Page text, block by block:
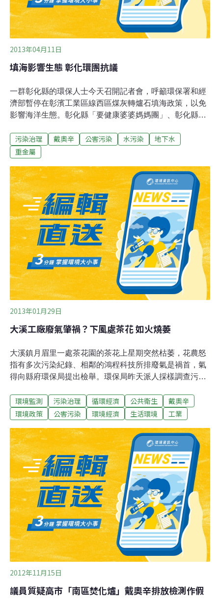
民為了根本解決問題，同時為證明該項目以「園地」名義
違法開發佔用「基本農田」[2]，而繼續漫長的
2013年04月11日
填海影響生態 彰化環團抗議
一群彰化縣的環保人士今天召開記者會，呼籲環保署和經
濟部暫停在彰濱工業區線西區煤灰轉爐石填海政策，以免
影響海洋生態。彰化縣「要健康婆婆媽媽團」、彰化縣環
與環保署計畫在彰濱工業區線西區填海的計畫提出抗議，
譴責經濟部不當開發，要求停止煤灰填海以免影響地下
彰濱工業區線西區的土地上，掩埋煤灰及轉爐石填海造
陸，而彰化人喝的都是地下水，煤灰和轉爐石一旦被掩埋
後，誰能保證不污染地下水。台灣生態學會秘書長蔡智豪
表示，台中港自從用煤灰填海造陸以來，海域的水質及底
泥重金屬包括鎘、銅、鐵等都有增加趨勢，而且美國相關
新規定要求掩埋場或煤灰處理場要有不透水層，經濟部計
畫用海水加煤灰就填海，將會毀滅海洋生態。彰化環保聯
盟總幹事施月英則說，煤灰和轉爐石含有重金屬及戴奧
辛，污染海洋後，人又把海中的魚吃下肚，誰敢保證重金
屬和戴
污染治理 戴奧辛 公害污染 水污染
地下水
重金屬
2013年01月29日
大溪工廠廢氣肇禍？下風處茶花 如火燒萎
大溪鎮月眉里一處茶花園的茶花上星期突然枯萎，花農怒
指有多次污染紀錄、相鄰的鴻程科技所排廢氣是禍首，氣
得向縣府環保局提出檢舉。環保局昨天派人採樣調查污染
出，2004年間設立的鴻程科技從事重金屬回收提煉貴金
屬，過去就常因污染遭到民眾檢舉與抗爭。根據環保局統
張罰單，罰款累計達106萬元，更曾因排放戴奧辛超標遭
重罰。茶花園業主李汪根指出，他的花園就在鴻程公司正
下方的山坳，入冬後吹東北季風，剛好把廢氣帶到花園
內，上週茶花園的2百餘盆茶花突然枯萎死亡，有如被火
燒過一般，他發現只有迎風面的盆景受影響，認為就是廢
氣造成。李汪根說，這批茶花原本下月5日就要運到台北
參展，現在不僅無法參展，更影響春節期間的銷售，損失
估計達40餘萬元，因此向縣議員李柏坊求助，並向環保局
檢舉。當地多名居民昨天也齊聚茶花園關心
環境監測 污染治理 循環經濟 公共衛生
戴奧辛
環境政策
公害污染 環境經濟 生活環境 工業
2012年11月15日
議員質疑高市「南區焚化爐」戴奧辛排放檢測作假